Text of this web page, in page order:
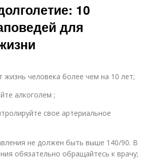
10
для
жизнь человека более чем на 10 лет;
алкоголем ;
свое артериальное
не должен быть выше 140/90. В
обязательно обращайтесь к врачу;